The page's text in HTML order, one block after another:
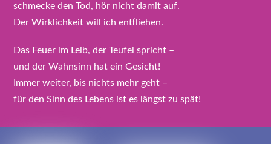
schmecke den Tod, hör nicht damit auf.
Der Wirklichkeit will ich entfliehen.
Das Feuer im Leib, der Teufel spricht –
und der Wahnsinn hat ein Gesicht!
Immer weiter, bis nichts mehr geht –
für den Sinn des Lebens ist es längst zu spät!